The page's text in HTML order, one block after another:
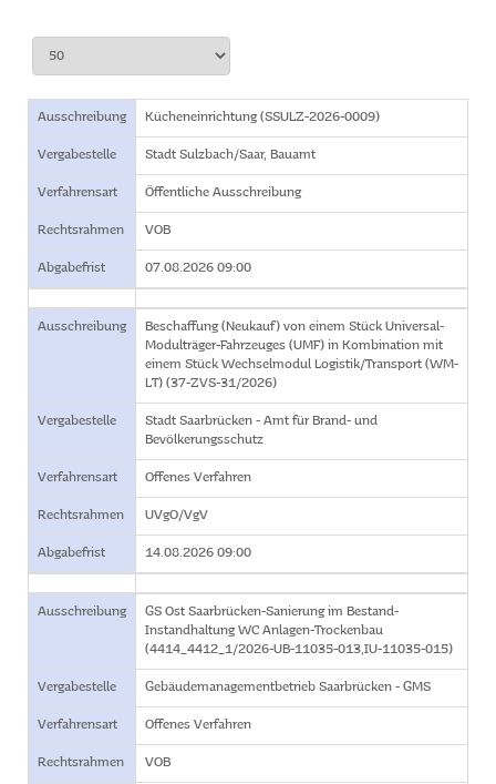
Ausschreibung Kücheneinrichtung (SSULZ-2026-0009)
Vergabestelle Stadt Sulzbach/Saar, Bauamt
Verfahrensart Öffentliche Ausschreibung
Rechtsrahmen VOB
Abgabefrist 07.08.2026 09:00
Ausschreibung
Beschaffung (Neukauf) von einem Stück Universal-
Modulträger-Fahrzeuges (UMF) in Kombination mit
einem Stück Wechselmodul Logistik/Transport (WM-
LT) (37-ZVS-31/2026)
Vergabestelle
Stadt Saarbrücken - Amt für Brand- und
Bevölkerungsschutz
Verfahrensart Offenes Verfahren
Rechtsrahmen UVgO/VgV
Abgabefrist 14.08.2026 09:00
Ausschreibung
GS Ost Saarbrücken-Sanierung im Bestand-
Instandhaltung WC Anlagen-Trockenbau
(4414_4412_1/2026-UB-11035-013,IU-11035-015)
Vergabestelle Gebäudemanagementbetrieb Saarbrücken - GMS
Verfahrensart Offenes Verfahren
Rechtsrahmen VOB